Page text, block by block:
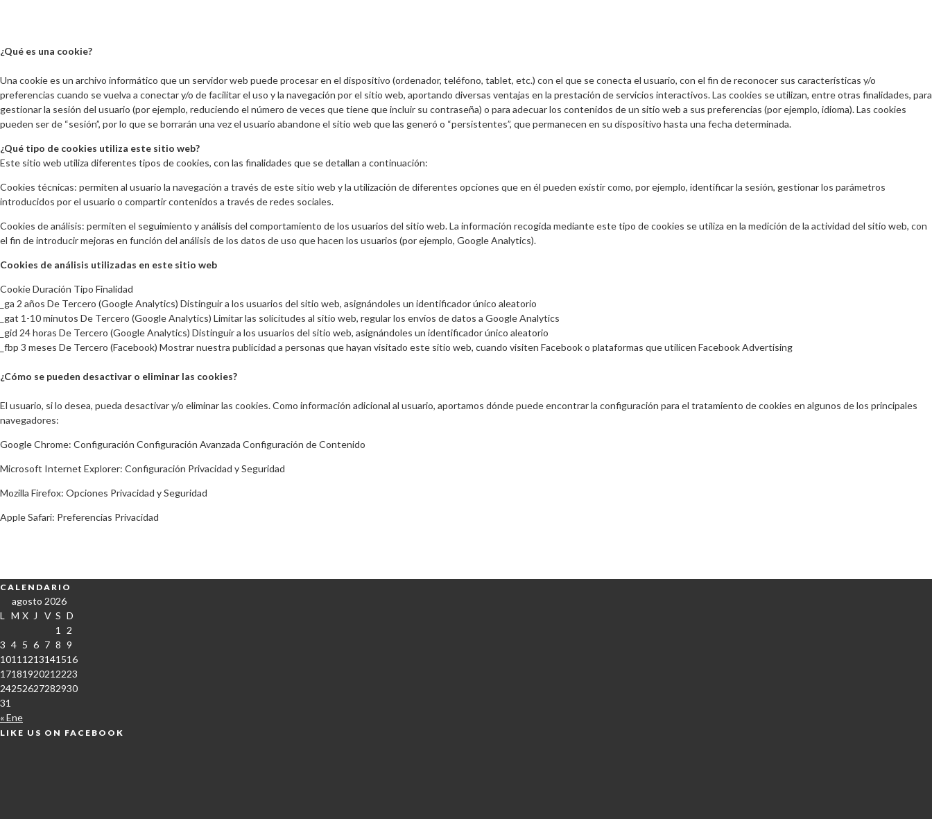
¿Qué es una cookie?
Una cookie es un archivo informático que un servidor web puede procesar en el dispositivo (ordenador, teléfono, tablet, etc.) con el que se conecta el usuario, con el fin de reconocer sus características y/o
preferencias cuando se vuelva a conectar y/o de facilitar el uso y la navegación por el sitio web, aportando diversas ventajas en la prestación de servicios interactivos. Las cookies se utilizan, entre otras finalidades, para
gestionar la sesión del usuario (por ejemplo, reduciendo el número de veces que tiene que incluir su contraseña) o para adecuar los contenidos de un sitio web a sus preferencias (por ejemplo, idioma). Las cookies
pueden ser de “sesión”, por lo que se borrarán una vez el usuario abandone el sitio web que las generó o “persistentes”, que permanecen en su dispositivo hasta una fecha determinada.
¿Qué tipo de cookies utiliza este sitio web?
Este sitio web utiliza diferentes tipos de cookies, con las finalidades que se detallan a continuación:
Cookies técnicas: permiten al usuario la navegación a través de este sitio web y la utilización de diferentes opciones que en él pueden existir como, por ejemplo, identificar la sesión, gestionar los parámetros
introducidos por el usuario o compartir contenidos a través de redes sociales.
Cookies de análisis: permiten el seguimiento y análisis del comportamiento de los usuarios del sitio web. La información recogida mediante este tipo de cookies se utiliza en la medición de la actividad del sitio web, con
el fin de introducir mejoras en función del análisis de los datos de uso que hacen los usuarios (por ejemplo, Google Analytics).
Cookies de análisis utilizadas en este sitio web
Cookie Duración Tipo Finalidad
_ga 2 años De Tercero (Google Analytics) Distinguir a los usuarios del sitio web, asignándoles un identificador único aleatorio
_gat 1-10 minutos De Tercero (Google Analytics) Limitar las solicitudes al sitio web, regular los envíos de datos a Google Analytics
_gid 24 horas De Tercero (Google Analytics) Distinguir a los usuarios del sitio web, asignándoles un identificador único aleatorio
_fbp 3 meses De Tercero (Facebook) Mostrar nuestra publicidad a personas que hayan visitado este sitio web, cuando visiten Facebook o plataformas que utilicen Facebook Advertising
¿Cómo se pueden desactivar o eliminar las cookies?
El usuario, si lo desea, pueda desactivar y/o eliminar las cookies. Como información adicional al usuario, aportamos dónde puede encontrar la configuración para el tratamiento de cookies en algunos de los principales
navegadores:
Google Chrome: Configuración Configuración Avanzada Configuración de Contenido
Microsoft Internet Explorer: Configuración Privacidad y Seguridad
Mozilla Firefox: Opciones Privacidad y Seguridad
Apple Safari: Preferencias Privacidad
CALENDARIO
agosto 2026
L M X J V S D
« Ene
1 2
3 4 5 6 7 8 9
10111213141516
17181920212223
24252627282930
31
LIKE US ON FACEBOOK